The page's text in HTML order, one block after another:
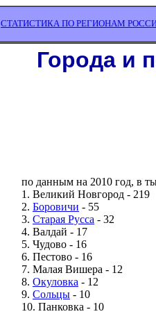
СТАТИСТИКА ПО РЕГИОНАМ
Города и
по данным на 2010 год, в
1. Великий Новгород - 219
2. Боровичи - 55
3. Старая Русса - 32
4. Валдай - 17
5. Чудово - 16
6. Пестово - 16
7. Малая Вишера - 12
8. Окуловка - 12
9. Сольцы - 10
10. Панковка - 10